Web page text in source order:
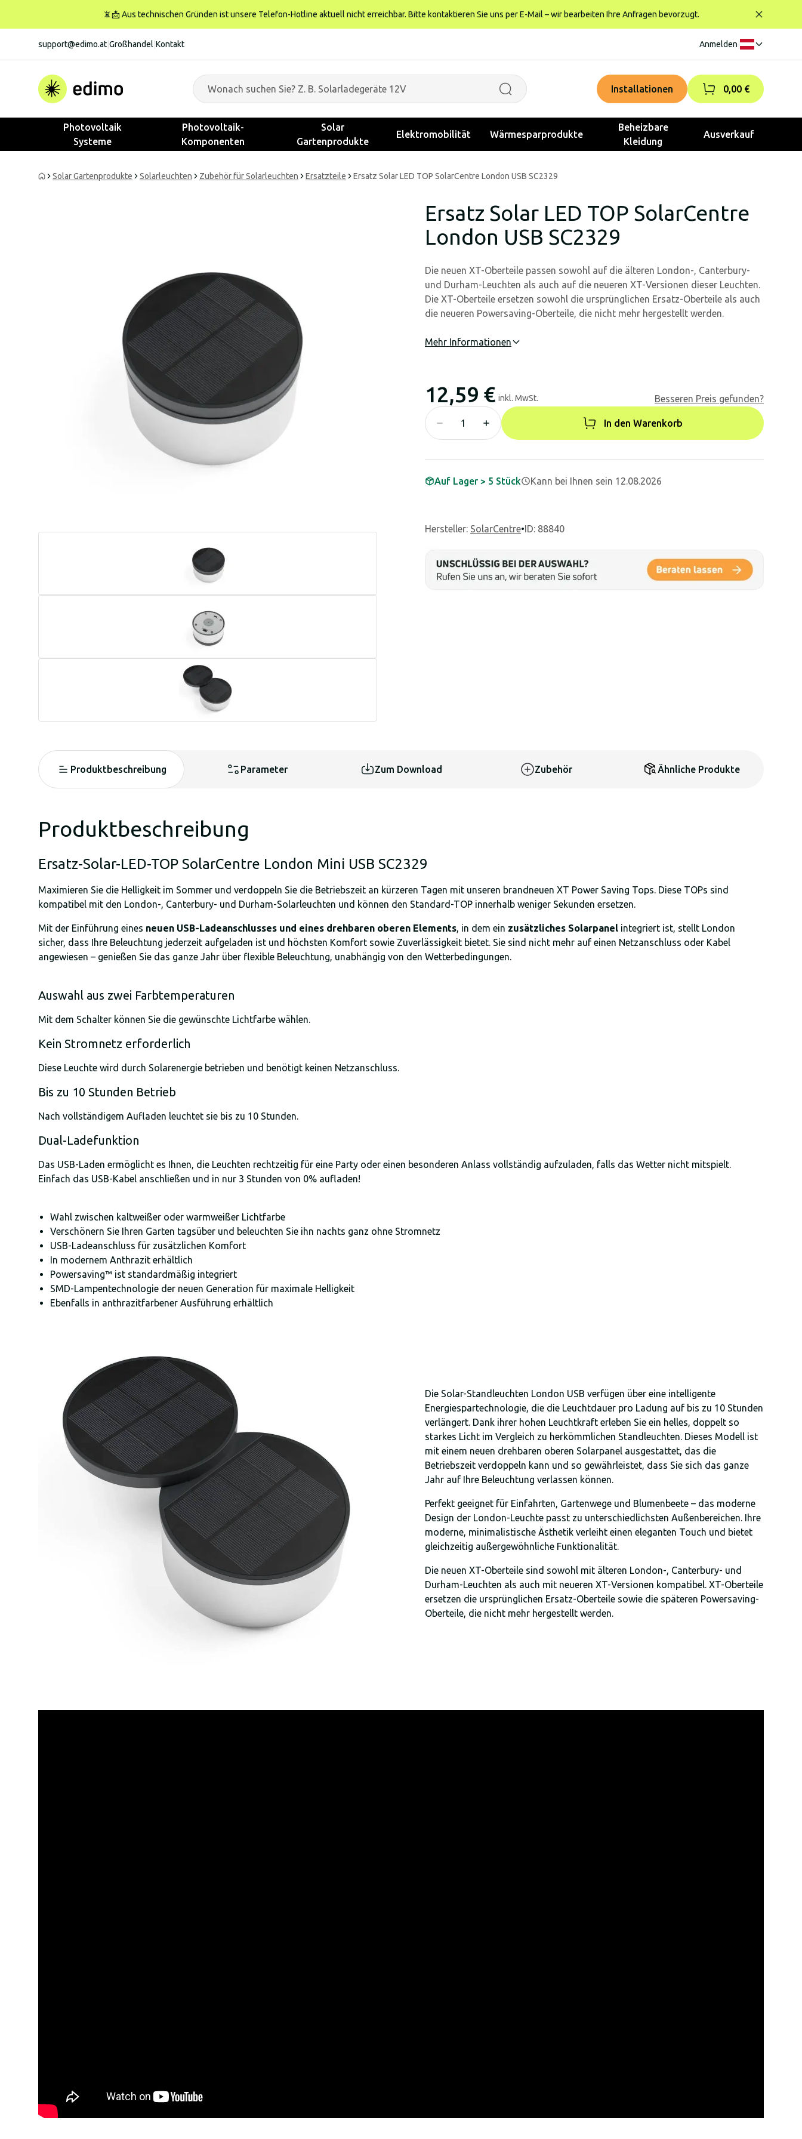
📵📩 Aus technischen Gründen ist unsere Telefon-Hotline aktuell nicht erreichbar. Bitte kontaktieren Sie uns per E-Mail – wir bearbeiten Ihre Anfragen bevorzugt.
support@edimo.at Großhandel Kontakt Anmelden
Installationen 0,00 €
Photovoltaik
Systeme
Photovoltaik-
Komponenten
Solar
Gartenprodukte
Elektromobilität Wärmesparprodukte
Beheizbare
Kleidung
Ausverkauf
Solar Gartenprodukte Solarleuchten Zubehör für Solarleuchten Ersatzteile Ersatz Solar LED TOP SolarCentre London USB SC2329
Ersatz Solar LED TOP SolarCentre
London USB SC2329
Die neuen XT-Oberteile passen sowohl auf die älteren London-, Canterbury-
und Durham-Leuchten als auch auf die neueren XT-Versionen dieser Leuchten.
Die XT-Oberteile ersetzen sowohl die ursprünglichen Ersatz-Oberteile als auch
die neueren Powersaving-Oberteile, die nicht mehr hergestellt werden.
Mehr Informationen
12,59 € inkl. MwSt. Besseren Preis gefunden?
In den Warenkorb
Auf Lager > 5 Stück Kann bei Ihnen sein 12.08.2026
Hersteller: SolarCentre•ID: 88840
Produktbeschreibung Parameter Zum Download Zubehör Ähnliche Produkte
Produktbeschreibung
Ersatz-Solar-LED-TOP SolarCentre London Mini USB SC2329
Maximieren Sie die Helligkeit im Sommer und verdoppeln Sie die Betriebszeit an kürzeren Tagen mit unseren brandneuen XT Power Saving Tops. Diese TOPs sind
kompatibel mit den London-, Canterbury- und Durham-Solarleuchten und können den Standard-TOP innerhalb weniger Sekunden ersetzen.
Mit der Einführung eines neuen USB-Ladeanschlusses und eines drehbaren oberen Elements, in dem ein zusätzliches Solarpanel integriert ist, stellt London
sicher, dass Ihre Beleuchtung jederzeit aufgeladen ist und höchsten Komfort sowie Zuverlässigkeit bietet. Sie sind nicht mehr auf einen Netzanschluss oder Kabel
angewiesen – genießen Sie das ganze Jahr über flexible Beleuchtung, unabhängig von den Wetterbedingungen.
Auswahl aus zwei Farbtemperaturen
Mit dem Schalter können Sie die gewünschte Lichtfarbe wählen.
Kein Stromnetz erforderlich
Diese Leuchte wird durch Solarenergie betrieben und benötigt keinen Netzanschluss.
Bis zu 10 Stunden Betrieb
Nach vollständigem Aufladen leuchtet sie bis zu 10 Stunden.
Dual-Ladefunktion
Das USB-Laden ermöglicht es Ihnen, die Leuchten rechtzeitig für eine Party oder einen besonderen Anlass vollständig aufzuladen, falls das Wetter nicht mitspielt.
Einfach das USB-Kabel anschließen und in nur 3 Stunden von 0% aufladen!
Wahl zwischen kaltweißer oder warmweißer Lichtfarbe
Verschönern Sie Ihren Garten tagsüber und beleuchten Sie ihn nachts ganz ohne Stromnetz
USB-Ladeanschluss für zusätzlichen Komfort
In modernem Anthrazit erhältlich
Powersaving™ ist standardmäßig integriert
SMD-Lampentechnologie der neuen Generation für maximale Helligkeit
Ebenfalls in anthrazitfarbener Ausführung erhältlich
Die Solar-Standleuchten London USB verfügen über eine intelligente
Energiespartechnologie, die die Leuchtdauer pro Ladung auf bis zu 10 Stunden
verlängert. Dank ihrer hohen Leuchtkraft erleben Sie ein helles, doppelt so
starkes Licht im Vergleich zu herkömmlichen Standleuchten. Dieses Modell ist
mit einem neuen drehbaren oberen Solarpanel ausgestattet, das die
Betriebszeit verdoppeln kann und so gewährleistet, dass Sie sich das ganze
Jahr auf Ihre Beleuchtung verlassen können.
Perfekt geeignet für Einfahrten, Gartenwege und Blumenbeete – das moderne
Design der London-Leuchte passt zu unterschiedlichsten Außenbereichen. Ihre
moderne, minimalistische Ästhetik verleiht einen eleganten Touch und bietet
gleichzeitig außergewöhnliche Funktionalität.
Die neuen XT-Oberteile sind sowohl mit älteren London-, Canterbury- und
Durham-Leuchten als auch mit neueren XT-Versionen kompatibel. XT-Oberteile
ersetzen die ursprünglichen Ersatz-Oberteile sowie die späteren Powersaving-
Oberteile, die nicht mehr hergestellt werden.